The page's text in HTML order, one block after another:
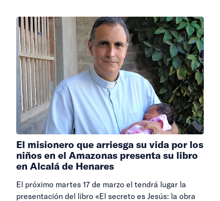
El misionero que arriesga su vida por los
niños en el Amazonas presenta su libro
en Alcalá de Henares
El próximo martes 17 de marzo el tendrá lugar la
presentación del libro «El secreto es Jesús: la obra